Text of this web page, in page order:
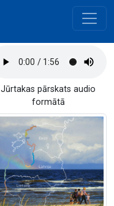
Jūrtakas pārskats audio
formātā